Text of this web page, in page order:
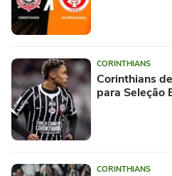
CORINTHIANS
Corinthians
para Seleção
CORINTHIANS